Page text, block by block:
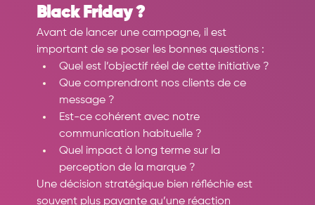
Black Friday ?
Avant de lancer une campagne, il est
important de se poser les bonnes questions :
Quel est l’objectif réel de cette initiative ?
Que comprendront nos clients de ce
message ?
Est-ce cohérent avec notre
communication habituelle ?
Quel impact à long terme sur la
perception de la marque ?
Une décision stratégique bien réfléchie est
souvent plus payante qu’une réaction